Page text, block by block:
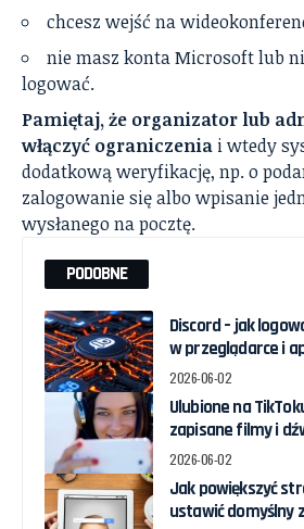
chcesz wejść na
nie masz konta Microsoft lub
logować.
Pamiętaj, że organizator lub
włączyć ograniczenia i wtedy
dodatkową weryfikację, np. o
zalogowanie się albo wpisanie
wysłanego na pocztę.
PODOBNE
Discord – jak
w przeglądarce i
2026-06-02
Ulubione na
zapisane filmy i
2026-06-02
Jak powiększyć
ustawić domyślny